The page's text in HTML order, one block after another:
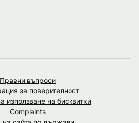
Правни въпроси
за поверителност
използване на бисквитки
Complaints